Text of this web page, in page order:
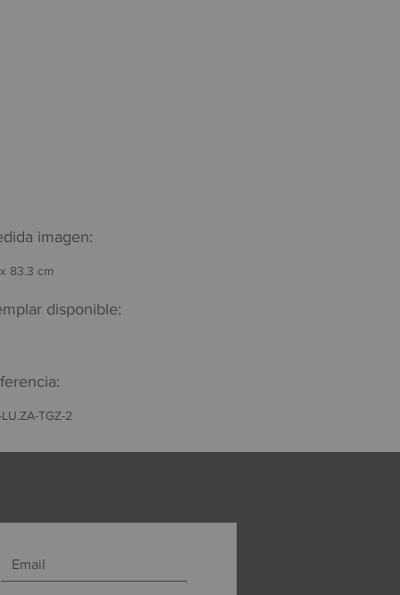
imagen:
83.3 cm
disponible:
TGZ-2